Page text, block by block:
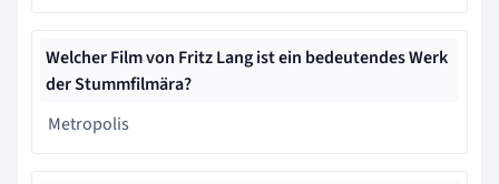
Welcher Film von Fritz Lang ist ein bedeutendes Werk
der Stummfilmära?
Metropolis